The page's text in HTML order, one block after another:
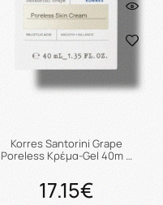
Korres Santorini Grape
Poreless Κρέμα-Gel 40m …
17.15€